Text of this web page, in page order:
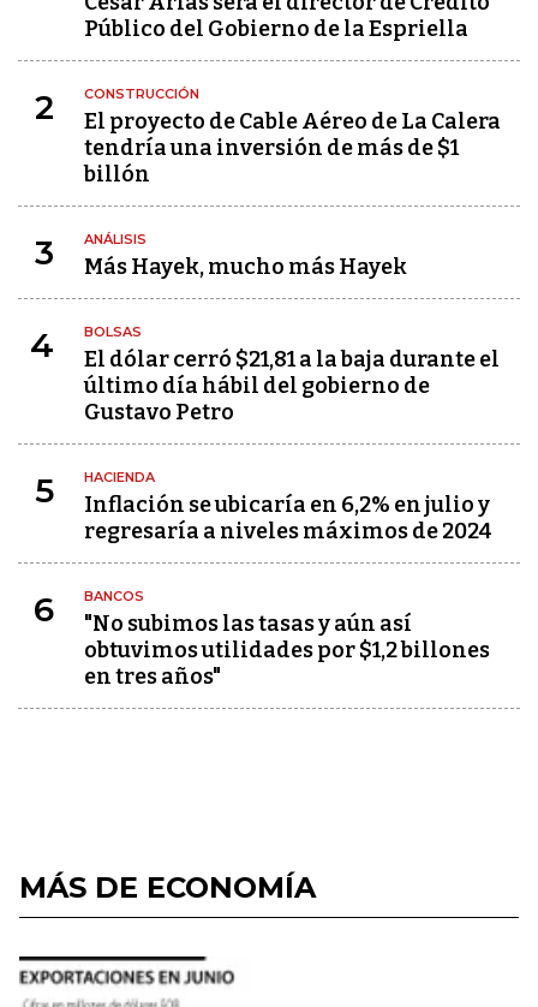
Público del Gobierno de la Espriella
2 CONSTRUCCIÓN
El proyecto de Cable Aéreo de La Calera
tendría una inversión de más de $1
billón
3 ANÁLISIS
Más Hayek, mucho más Hayek
4 BOLSAS
El dólar cerró $21,81 a la baja durante el
último día hábil del gobierno de
Gustavo Petro
5 HACIENDA
Inflación se ubicaría en 6,2% en julio y
regresaría a niveles máximos de 2024
6 BANCOS
"No subimos las tasas y aún así
obtuvimos utilidades por $1,2 billones
en tres años"
MÁS DE ECONOMÍA